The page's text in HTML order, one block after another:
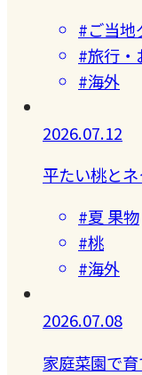
#ご当地
#旅行・
#海外
2026.07.12
平たい桃と
#夏 果物
#桃
#海外
2026.07.08
家庭菜園で